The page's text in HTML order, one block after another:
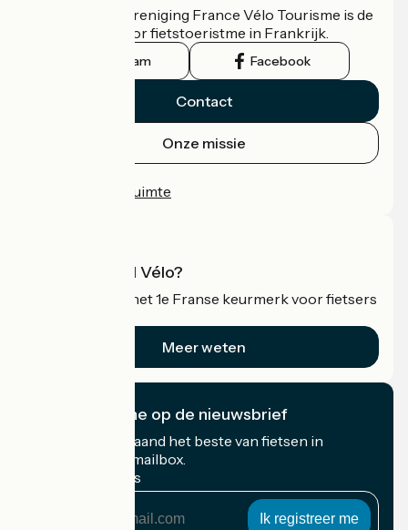
De nationale vereniging France Vélo Tourisme is de
officiële gids voor fietstoeristme in Frankrijk.
Instagram Facebook
Contact
Onze missie
Professionele ruimte
Wat is Accueil Vélo?
Accueil Vélo is het 1e Franse keurmerk voor fietsers
Meer weten
Ik abonneer me op de nieuwsbrief
Ontvang elke maand het beste van fietsen in
Frankrijk in uw mailbox.
Mijn e-mailadres